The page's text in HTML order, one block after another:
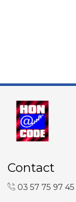
Contact
03 57 75 97 45